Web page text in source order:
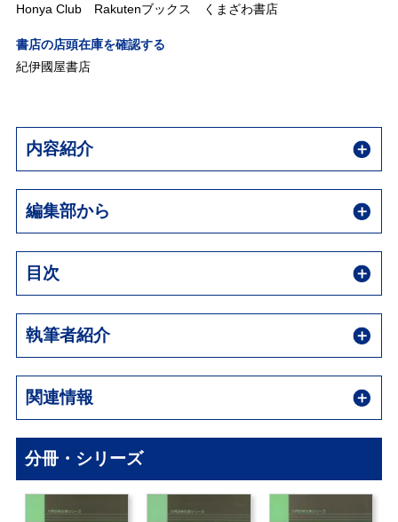
Honya Club
Rakutenブックス くまざわ書店
書店の店頭在庫を確認する
紀伊國屋書店
内容紹介
編集部から
目次
執筆者紹介
関連情報
分冊・シリーズ